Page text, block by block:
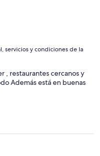
servicios y condiciones de la
, restaurantes cercanos y
Además está en buenas